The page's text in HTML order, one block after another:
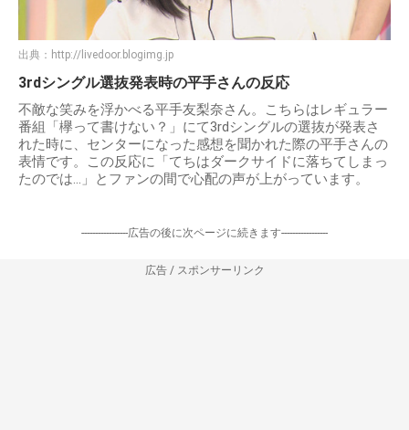
出典： http://livedoor.blogimg.jp
3rdシングル選抜発表時の平手さんの反応
不敵な笑みを浮かべる平手友梨奈さん。こちらはレギュラー
番組「欅って書けない？」にて3rdシングルの選抜が発表さ
れた時に、センターになった感想を聞かれた際の平手さんの
表情です。この反応に「てちはダークサイドに落ちてしまっ
たのでは…」とファンの間で心配の声が上がっています。
-----------------広告の後に次ページに続きます-----------------
広告 / スポンサーリンク